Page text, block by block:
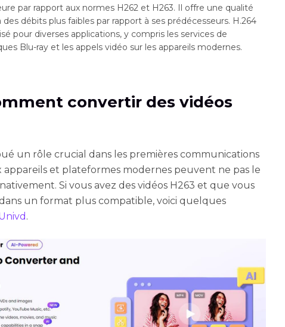
par rapport aux normes H262 et H263. Il offre une qualité
débits plus faibles par rapport à ses prédécesseurs. H.264
pour diverses applications, y compris les services de
Blu-ray et les appels vidéo sur les appareils modernes.
convertir des vidéos
un rôle crucial dans les premières communications
appareils et plateformes modernes peuvent ne pas le
Si vous avez des vidéos H263 et que vous
un format plus compatible, voici quelques
.